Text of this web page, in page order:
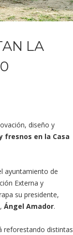
LA
diseño y
fresnos en la Casa
ayuntamiento de
Externa y
su presidente,
Ángel Amador.
reforestando distintas